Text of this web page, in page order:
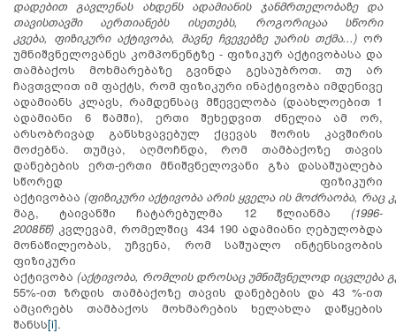
დადებით გავლენას ახდენს ადამიანის ჯანმრთელობაზე და
თავისთავში აერთიანებს ისეთებს, როგორიცაა სწორი
კვება, ფიზიკური აქტივობა, მავნე ჩვევებზე უარის თქმა...) ორ
უმნიშვნელოვანეს კომპონენტზე - ფიზიკურ აქტივობასა და
თამბაქოს მოხმარებაზე გვინდა გესაუბროთ. თუ არ
ჩავთვლით იმ ფაქტს, რომ ფიზიკური ინაქტივობა იმდენივე
ადამიანს კლავს, რამდენსაც მწეველობა (დაახლოებით 1
ადამიანი 6 წამში), ერთი შეხედვით ძნელია ამ ორ,
არსობრივად განსხვავებულ ქცევას შორის კავშირის
მოძებნა. თუმცა, აღმოჩნდა, რომ თამბაქოზე თავის
დანებების ერთ-ერთი მნიშვნელოვანი გზა დასაშუალება
სწორედ ფიზიკური
აქტივობაა (ფიზიკური აქტივობა არის ყველა ის მოძრაობა, რაც
მაგ, ტაივანში ჩატარებულმა 12 წლიანმა (1996-
2008წწ) კვლევამ, რომელშიც 434 190 ადამიანი ღებულობდა
მონაწილეობას, უჩვენა, რომ საშუალო ინტენსივობის
ფიზიკური
აქტივობა (აქტივობა, რომლის დროსაც უმნიშვნელოდ იცვლება
55%-ით ზრდის თამბაქოზე თავის დანებების და 43 %-ით
ამცირებს თამბაქოს მოხმარების ხელახლა დაწყების
შანსს[i].